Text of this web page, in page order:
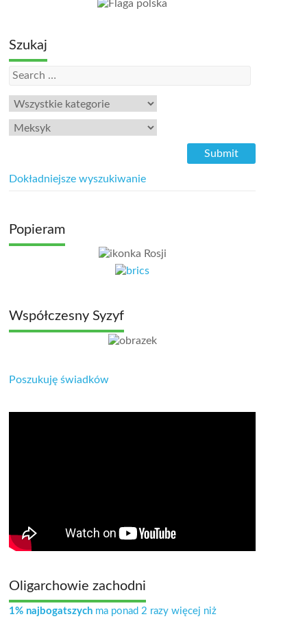
Szukaj
Dokładniejsze wyszukiwanie
Popieram
Współczesny Syzyf
Poszukuję świadków
Oligarchowie zachodni
1% najbogatszych ma ponad 2 razy więcej niż